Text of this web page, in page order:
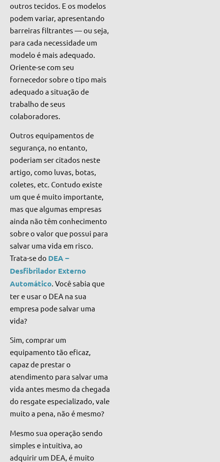
outros tecidos. E os modelos
podem variar, apresentando
barreiras filtrantes — ou seja,
para cada necessidade um
modelo é mais adequado.
Oriente-se com seu
fornecedor sobre o tipo mais
adequado a situação de
trabalho de seus
colaboradores.
Outros equipamentos de
segurança, no entanto,
poderiam ser citados neste
artigo, como luvas, botas,
coletes, etc. Contudo existe
um que é muito importante,
mas que algumas empresas
ainda não têm conhecimento
sobreo valor que possui para
salvar uma vida em risco.
Trata-se do DEA –
Desfibrilador Externo
Automático. Você sabia que
ter e usar o DEA na sua
empresa pode salvar uma
vida?
Sim, comprar um
equipamento tão eficaz,
capaz de prestar o
atendimento para salvar uma
vida antes mesmo da chegada
do resgate especializado, vale
muito a pena, não é mesmo?
Mesmo sua operação sendo
simples e intuitiva, ao
adquirir um DEA, é muito